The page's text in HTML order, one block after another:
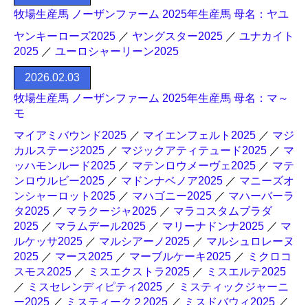
牧場生産馬 ノーザンファーム 2025年生産馬 母名：ヤユ
ヤンキーローズ2025 ／ ヤングスター2025 ／ ユナカイト
2025 ／ ユーロシャーリーン2025
2026.02.03
牧場生産馬 ノーザンファーム 2025年生産馬 母名：マ～
モ
マイアミバウンド2025 ／ マイエンフェルト2025 ／ マジ
カルステージ2025 ／ マジックアティテュード2025 ／ マ
ッハモンルード2025 ／ マテンロウメーヴェ2025 ／ マテ
ンロウルビー2025 ／ マドンナベノア2025 ／ マニーズオ
ンシャーロット2025 ／ マハゴニー2025 ／ マハーバーラ
タ2025 ／ マラクージャ2025 ／ マラコスタムブラダ
2025 ／ マラムデール2025 ／ マリーナドンナ2025 ／ マ
ルケッサ2025 ／ マルシアーノ2025 ／ マルシュロレーヌ
2025 ／ マース2025 ／ マーブルケーキ2025 ／ ミクロコ
スモス2025 ／ ミスエクストラ2025 ／ ミスエルテ2025
／ ミスセレンディピティ2025 ／ ミスティックジャーニ
ー2025 ／ ミスティーク２2025 ／ ミスドバウィ2025 ／